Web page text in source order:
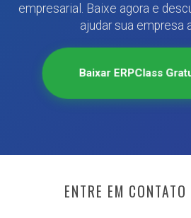
empresarial. Baixe agora e
ajudar sua empresa
Baixar ERPClass
ENTRE EM